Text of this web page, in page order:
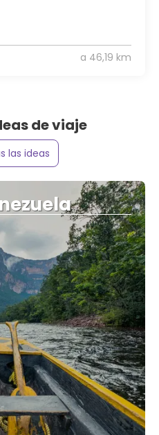
a 46,19 km
de viaje
las ideas